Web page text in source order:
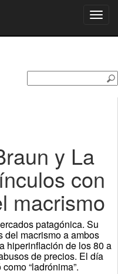
y La
con
macrismo
patagónica. Su
del macrismo a ambos
hiperinflación de los 80 a
de precios. El día
“ladrónima”.